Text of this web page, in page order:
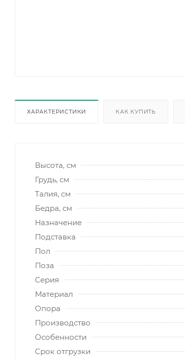
ХАРАКТЕРИСТИКИ КАК КУПИТЬ
Высота, см
Грудь, см
Талия, см
Бедра, см
Назначение
Подставка
Пол
Поза
Серия
Материал
Опора
Производство
Особенности
Срок отгрузки